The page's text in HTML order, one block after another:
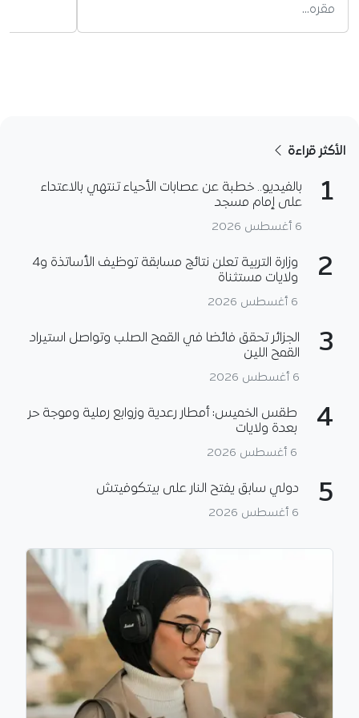
مقره…
الأكثر قراءة
1
بالفيديو.. خطبة عن عصابات الأحياء تنتهي بالاعتداء
على إمام مسجد
6 أغسطس 2026
2
وزارة التربية تعلن نتائج مسابقة توظيف الأساتذة و4
ولايات مستثناة
6 أغسطس 2026
3
الجزائر تحقق فائضا في القمح الصلب وتواصل استيراد
القمح اللين
6 أغسطس 2026
4
طقس الخميس: أمطار رعدية وزوابع رملية وموجة حر
بعدة ولايات
6 أغسطس 2026
5 دولي سابق يفتح النار على بيتكوفيتش
6 أغسطس 2026